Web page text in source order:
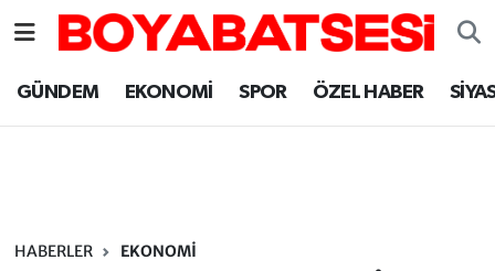
GÜNDEM EKONOMİ SPOR ÖZEL HABER
HABERLER EKONOMİ
Sinop Nöbetçi Eczaneler
Sinop Trafik Yoğunluk Haritası